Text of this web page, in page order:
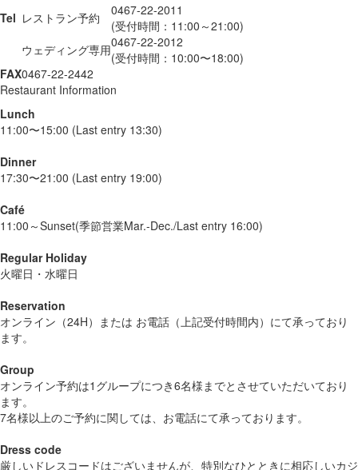
Tel レストラン予約
0467-22-2011
(受付時間：11:00～21:00)
ウェディング専用0467-22-2012
(受付時間：10:00〜18:00)
FAX0467-22-2442
Restaurant Information
Lunch
11:00〜15:00 (Last entry 13:30)
Dinner
17:30〜21:00 (Last entry 19:00)
Café
11:00～Sunset(季節営業Mar.-Dec./Last entry 16:00)
Regular Holiday
火曜日・水曜日
Reservation
オンライン（24H）または お電話（上記受付時間内）にて承っており
ます。
Group
オンライン予約は1グループにつき6名様までとさせていただいており
ます。
7名様以上のご予約に関しては、お電話にて承っております。
Dress code
厳しいドレスコードはございませんが、特別なひとときに相応しいカジ